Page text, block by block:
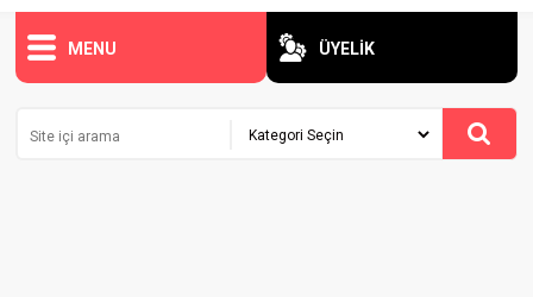
MENU ÜYELİK